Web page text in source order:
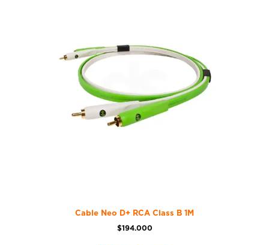
Cable Neo D+ RCA Class B 1M
$194.000